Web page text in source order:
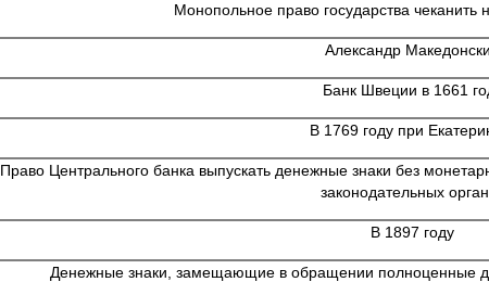
Монопольное право государства
Александр
Банк Швеции в 1661
В 1769 году при
Право Центрального банка выпускать денежные знаки без
законодательных
В 1897 году
Денежные знаки, замещающие в обращении полноценные